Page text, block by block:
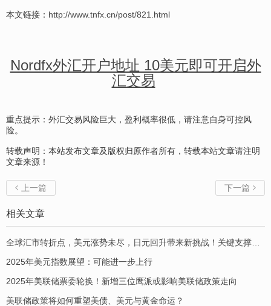
本文链接： http://www.tnfx.cn/post/821.html
Nordfx外汇开户地址 10美元即可开启外
汇交易
重点提示：外汇交易风险巨大，盈利概率很低，请注意自身可控风
险。
转载声明：本站发布文章及版权归原作者所有，转载本站文章请注明
文章来源！
 上一篇 下一篇 
相关文章
2025年美元指数展望：可能进一步上行
2025年美联储票委轮换！新增三位鹰派或影响美联储政策走向
美联储政策将如何重塑美债、美元与黄金命运？